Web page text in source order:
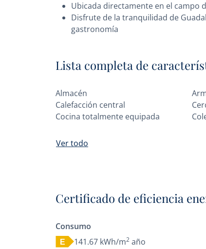
Ubicada directamente en el campo
Disfrute de la tranquilidad de
gastronomía
Lista completa de
Almacén
Calefacción central
Cocina totalmente equipada
Ver todo
Certificado de eficiencia
Consumo
E 141.67 kWh/m2 año